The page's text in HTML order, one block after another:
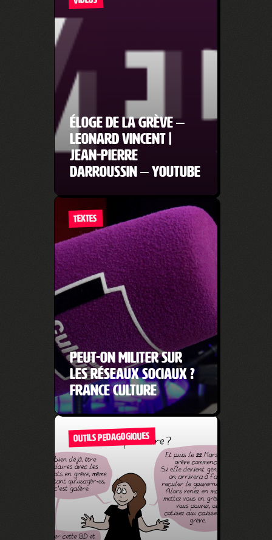
ÉLOGE DE LA GRÈVE –
LEONARD VINCENT |
JEAN-PIERRE
DARROUSSIN – YouTube
TEXTES
Peut-on militer sur
les réseaux sociaux ?
France Culture
OUTILS PEDAGOGIQUES